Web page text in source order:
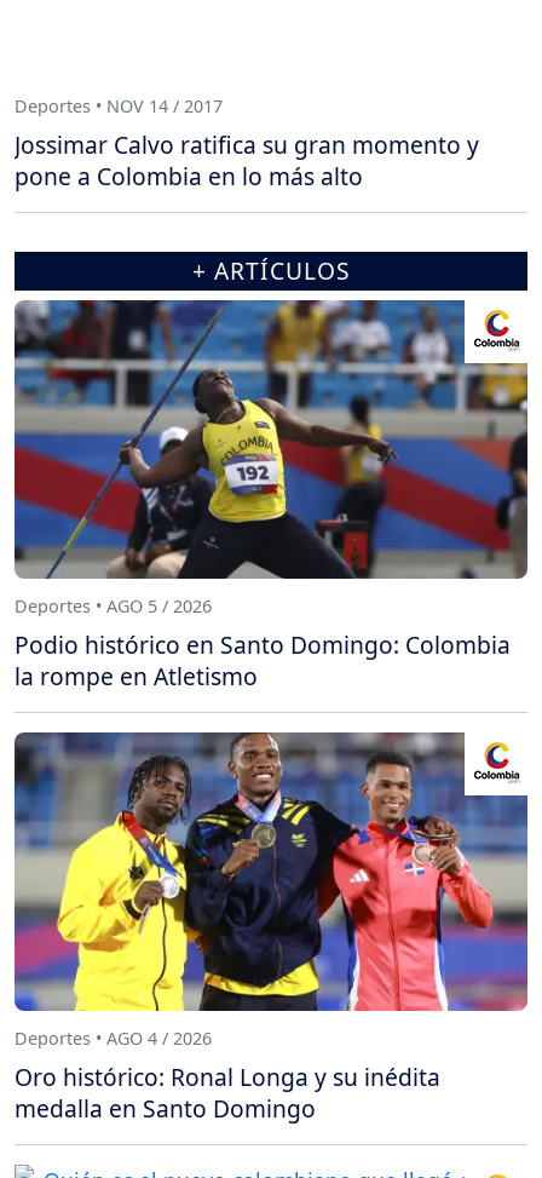
Deportes • NOV 14 / 2017
Jossimar Calvo ratifica su gran momento y
pone a Colombia en lo más alto
+ ARTÍCULOS
Deportes • AGO 5 / 2026
Podio histórico en Santo Domingo: Colombia
la rompe en Atletismo
Deportes • AGO 4 / 2026
Oro histórico: Ronal Longa y su inédita
medalla en Santo Domingo